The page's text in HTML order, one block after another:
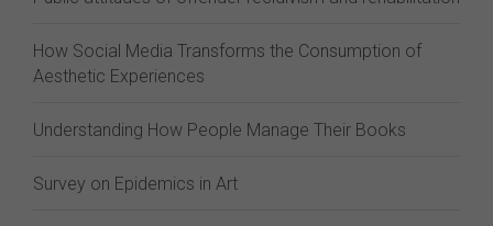
How Social Media Transforms the Consumption of
Aesthetic Experiences
Understanding How People Manage Their Books
Survey on Epidemics in Art